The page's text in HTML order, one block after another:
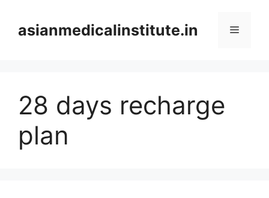
contentasianmedicalinstitute.in Menu
28 days recharge
plan